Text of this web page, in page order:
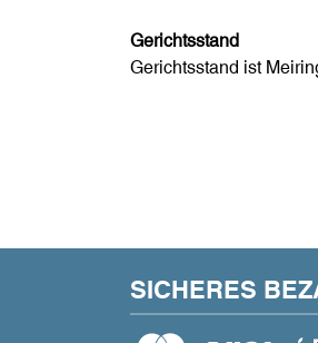
Gerichtsstand
Gerichtsstand ist
SICHERES